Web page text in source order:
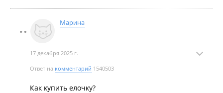
Марина
17 декабря 2025 г.
Ответ на комментарий 1540503
Как купить елочку?